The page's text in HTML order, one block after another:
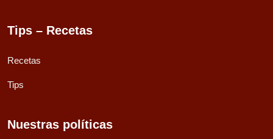
Tips – Recetas
Recetas
Tips
Nuestras políticas